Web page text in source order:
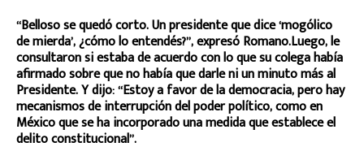
“Belloso se quedó corto. Un presidente que dice ‘mogólico
de mierda’, ¿cómo lo entendés?”, expresó Romano.Luego, le
consultaron si estaba de acuerdo con lo que su colega había
afirmado sobre que no había que darle ni un minuto más al
Presidente. Y dijo: “Estoy a favor de la democracia, pero hay
mecanismos de interrupción del poder político, como en
México que se ha incorporado una medida que establece el
delito constitucional”.